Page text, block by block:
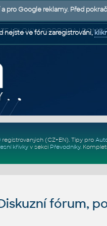
| BLOKY | PODPORA |
registrovaných (CZ+EN). Tipy pro
křivkyv sekci Převodníky.
fórum,
pro Google reklamy. Před
nejste ve fóru zaregistrováni,